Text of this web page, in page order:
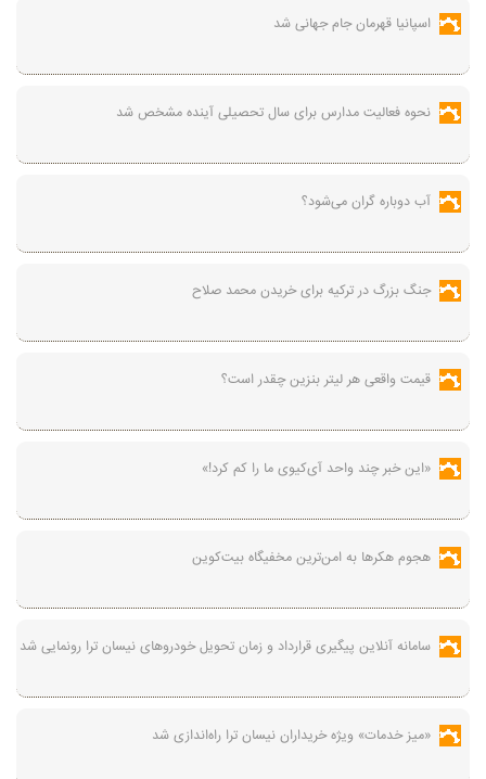
اسپانیا قهرمان جام جهانی شد
نحوه فعالیت مدارس برای سال تحصیلی آینده مشخص شد
آب دوباره گران می‌شود؟
جنگ بزرگ در ترکیه برای خریدن محمد صلاح
قیمت واقعی هر لیتر بنزین چقدر است؟
«این خبر چند واحد آی‌کیوی ما را کم کرد!»
هجوم هکرها به امن‌ترین مخفیگاه بیت‌کوین
سامانه آنلاین پیگیری قرارداد‌ و زمان تحویل خودرو‌های نیسان ترا رونمایی شد
«میز خدمات» ویژه خریداران نیسان ترا راه‌اندازی شد